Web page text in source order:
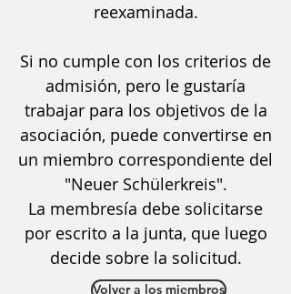
reexaminada.
Si no cumple con los criterios de
admisión, pero le gustaría
trabajar para los objetivos de la
asociación, puede convertirse en
un miembro correspondiente del
"Neuer Schülerkreis".
La membresía debe solicitarse
por escrito a la junta, que luego
decide sobre la solicitud.
Volver a los miembros